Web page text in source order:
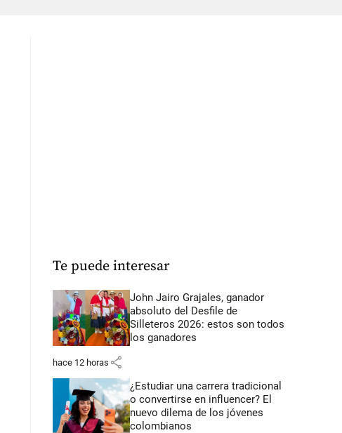
Te puede interesar
John Jairo Grajales, ganador
absoluto del Desfile de
Silleteros 2026: estos son todos
los ganadores
hace 12 horas share
¿Estudiar una carrera tradicional
o convertirse en influencer? El
nuevo dilema de los jóvenes
colombianos